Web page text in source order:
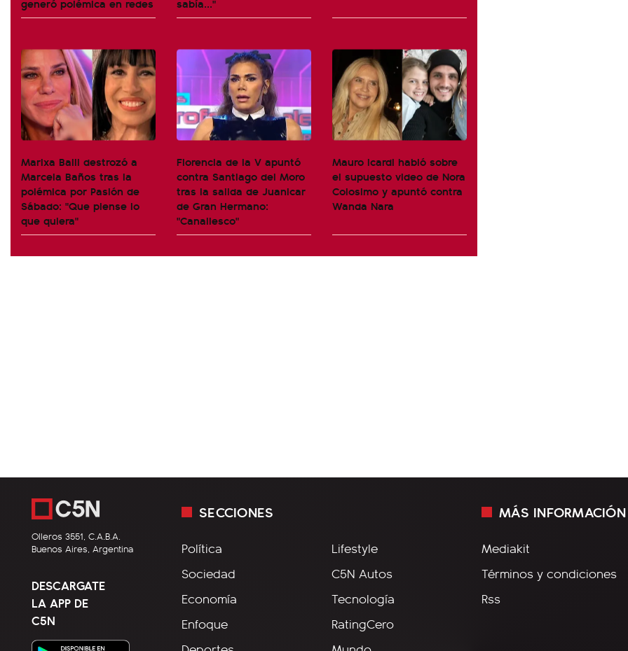
Marixa Balli destrozó a
Marcela Baños tras la
polémica por Pasión de
Sábado: "Que piense lo
que quiera"
Florencia de la V apuntó
contra Santiago del Moro
tras la salida de Juanicar
de Gran Hermano:
"Canallesco"
Mauro Icardi habló sobre
el supuesto video de Nora
Colosimo y apuntó contra
Wanda Nara
Olleros 3551, C.A.B.A.
Buenos Aires, Argentina
DESCARGATE
LA APP DE
C5N
SECCIONES
Política
Sociedad
Economía
Enfoque
Lifestyle
C5N Autos
Tecnología
RatingCero
MÁS INFORMACIÓN
Mediakit
Términos y condiciones
Rss